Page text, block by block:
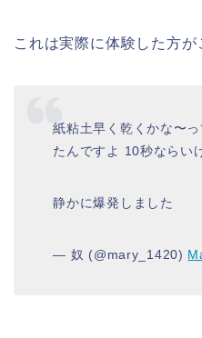
これは実際に体験した方が
紙粘土早く乾くかな〜
たんですよ 10秒ならい
静かに爆発しました
— 奴 (@mary_1420)